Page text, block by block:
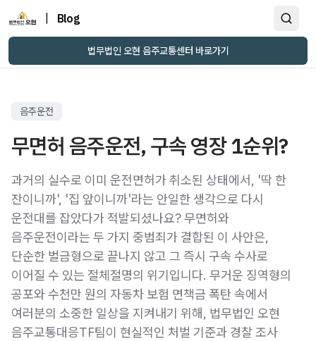
Blog
법무법인 오현 음주교통센터 바로가기
음주운전
무면허 음주운전, 구속 영장 1순위?
과거의 실수로 이미 운전면허가 취소된 상태에서, '딱 한
잔이니까', '집 앞이니까'라는 안일한 생각으로 다시
운전대를 잡았다가 적발되셨나요? 무면허와
음주운전이라는 두 가지 중범죄가 결합된 이 사안은,
단순한 벌금형으로 끝나지 않고 그 즉시 구속 수사로
이어질 수 있는 절체절명의 위기입니다. 무거운 징역형의
공포와 수천만 원의 자동차 보험 면책금 폭탄 속에서
여러분의 소중한 일상을 지켜내기 위해, 법무법인 오현
음주교통대응TF팀이 현실적인 처벌 기준과 경찰 조사